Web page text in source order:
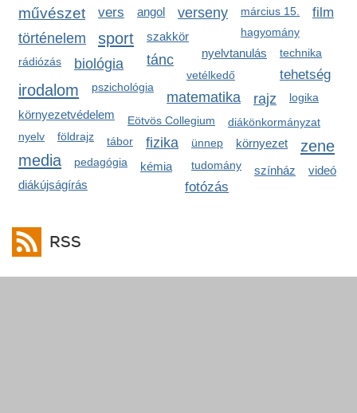
művészet vers angol verseny
március 15.
hagyomány
film
sport szakkör
történelem
nyelvtanulás technika
tánc
rádiózás biológia
tehetség
vetélkedő
irodalom pszichológia
matematika rajz
környezetvédelem
logika
Eötvös Collegium
diákönkormányzat
nyelv
földrajz tábor fizika ünnep környezet
media pedagógia tudomány
zene
színház
kémia
diákújságírás
fotózás
videó
RSS